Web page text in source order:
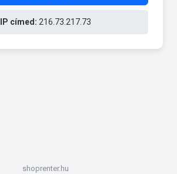
IP címed: 216.73.217.73
shoprenter.hu